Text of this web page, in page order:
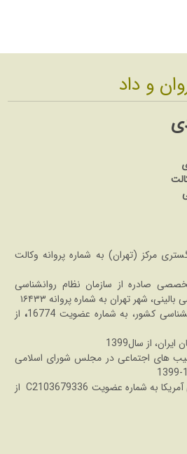
و داد
مرکز (تهران) به شماره پروانه وکالت
صادره از سازمان نظام روانشناسی
شهر تهران به شماره پروانه ۱۶۴۳۳
کشور، به شماره عضویت 16774
، از
از سال1399
های اجتماعی در مجلس شورای اسلامی
عضو انجمن روانشناسی آمریکا به شماره عضویت C2103679336 از